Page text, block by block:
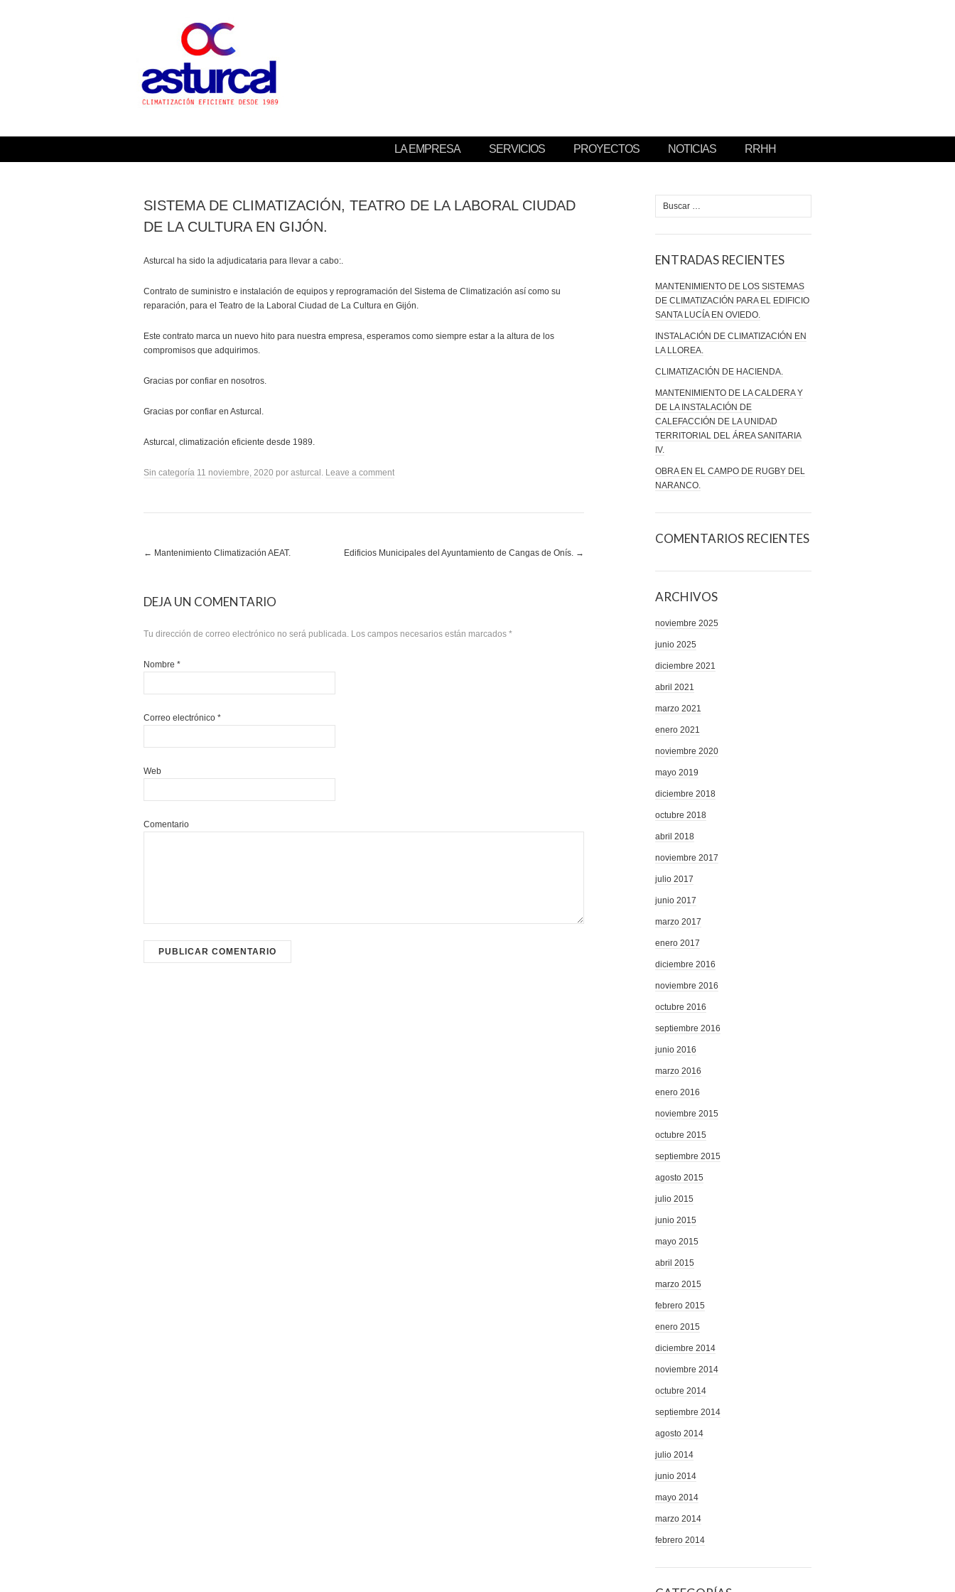
ASTURCAL
RRHH
NOTICIAS
PROYECTOS
SERVICIOS
LA EMPRESA
SISTEMA DE CLIMATIZACIÓN, TEATRO DE LA LABORAL CIUDAD
DE LA CULTURA EN GIJÓN.
Asturcal ha sido la adjudicataria para llevar a cabo:.
Contrato de suministro e instalación de equipos y reprogramación del Sistema de Climatización así como su
reparación, para el Teatro de la Laboral Ciudad de La Cultura en Gijón.
Este contrato marca un nuevo hito para nuestra empresa, esperamos como siempre estar a la altura de los
compromisos que adquirimos.
Gracias por confiar en nosotros.
Gracias por confiar en Asturcal.
Asturcal, climatización eficiente desde 1989.
Sin categoría 11 noviembre, 2020 por asturcal . Leave a comment
← Mantenimiento Climatización AEAT. Edificios Municipales del Ayuntamiento de Cangas de Onís. →
DEJA UN COMENTARIO
Tu dirección de correo electrónico no será publicada. Los campos necesarios están marcados *
Nombre *
Correo electrónico *
Web
Comentario
Buscar:
ENTRADAS RECIENTES
MANTENIMIENTO DE LOS SISTEMAS
DE CLIMATIZACIÓN PARA EL EDIFICIO
SANTA LUCÍA EN OVIEDO.
INSTALACIÓN DE CLIMATIZACIÓN EN
LA LLOREA.
CLIMATIZACIÓN DE HACIENDA.
MANTENIMIENTO DE LA CALDERA Y
DE LA INSTALACIÓN DE
CALEFACCIÓN DE LA UNIDAD
TERRITORIAL DEL ÁREA SANITARIA
IV.
OBRA EN EL CAMPO DE RUGBY DEL
NARANCO.
COMENTARIOS RECIENTES
ARCHIVOS
noviembre 2025
junio 2025
diciembre 2021
abril 2021
marzo 2021
enero 2021
noviembre 2020
mayo 2019
diciembre 2018
octubre 2018
abril 2018
noviembre 2017
julio 2017
junio 2017
marzo 2017
enero 2017
diciembre 2016
noviembre 2016
octubre 2016
septiembre 2016
junio 2016
marzo 2016
enero 2016
noviembre 2015
octubre 2015
septiembre 2015
agosto 2015
julio 2015
junio 2015
mayo 2015
abril 2015
marzo 2015
febrero 2015
enero 2015
diciembre 2014
noviembre 2014
octubre 2014
septiembre 2014
agosto 2014
julio 2014
junio 2014
mayo 2014
marzo 2014
febrero 2014